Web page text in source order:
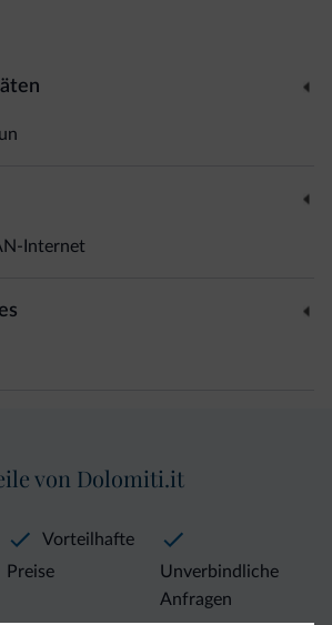
Internet
von Dolomiti.it
Vorteilhafte
Preise
Unverbindliche
Anfragen